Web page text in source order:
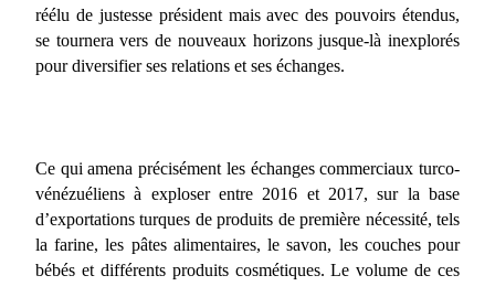
réélu de justesse président mais avec des pouvoirs étendus,
se tournera vers de nouveaux horizons jusque-là inexplorés
pour diversifier ses relations et ses échanges.
Ce qui amena précisément les échanges commerciaux turco-
vénézuéliens à exploser entre 2016 et 2017, sur la base
d’exportations turques de produits de première nécessité, tels
la farine, les pâtes alimentaires, le savon, les couches pour
bébés et différents produits cosmétiques. Le volume de ces